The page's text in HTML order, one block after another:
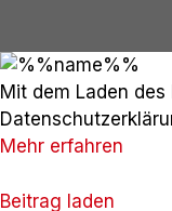
Mit dem Laden
Mehr erfahren
Beitrag laden